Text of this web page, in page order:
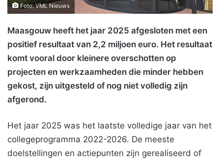
Foto: VML Nieuws
Maasgouw heeft het jaar 2025 afgesloten met een
positief resultaat van 2,2 miljoen euro. Het resultaat
komt vooral door kleinere overschotten op
projecten en werkzaamheden die minder hebben
gekost, zijn uitgesteld of nog niet volledig zijn
afgerond.
Het jaar 2025 was het laatste volledige jaar van het
collegeprogramma 2022-2026. De meeste
doelstellingen en actiepunten zijn gerealiseerd of